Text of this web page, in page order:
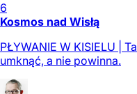
6
Kosmos nad Wisłą
PŁYWANIE W KISIELU |
umknąć, a nie powinna.